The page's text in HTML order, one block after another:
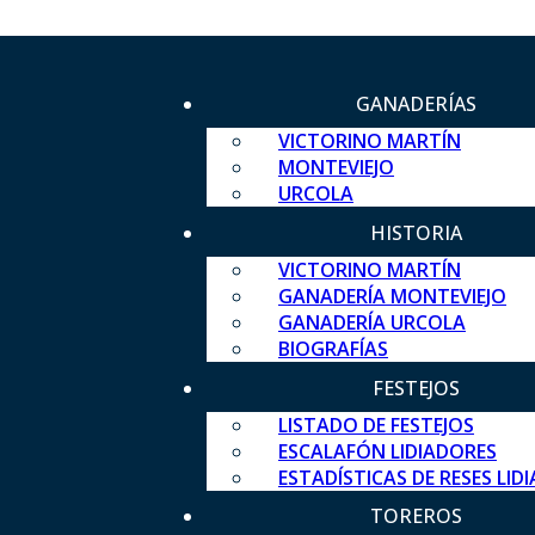
GANADERÍAS
VICTORINO MARTÍN
MONTEVIEJO
URCOLA
HISTORIA
VICTORINO MARTÍN
GANADERÍA MONTEVIEJO
GANADERÍA URCOLA
BIOGRAFÍAS
FESTEJOS
LISTADO DE FESTEJOS
ESCALAFÓN LIDIADORES
ESTADÍSTICAS DE RESES
TOREROS